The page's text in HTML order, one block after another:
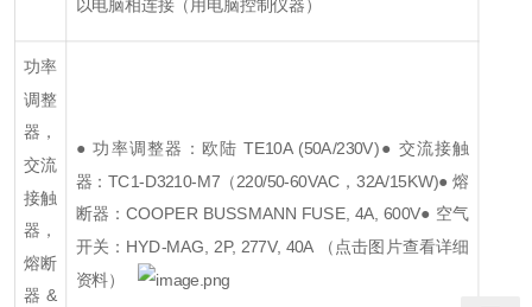
以电脑相连接（用电脑控制仪器）
功率
调整
器，
交流
接触
器，
熔断
器&
● 功率调整器：欧陆 TE10A (50A/230V)● 交流接触
器：TC1-D3210-M7（220/50-60VAC，32A/15KW)● 熔
断器：COOPER BUSSMANN FUSE, 4A, 600V● 空气
开关：HYD-MAG, 2P, 277V, 40A （点击图片查看详细
资料）